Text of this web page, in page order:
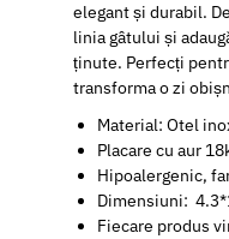
elegant și durabil.
linia gâtului și
ținute. Perfecți
transforma o zi
Material: Otel
Placare cu aur
Hipoalergenic,
Dimensiuni:
Fiecare produs